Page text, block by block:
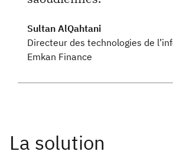
Sultan AlQahtani
Directeur des technologies de
Emkan Finance